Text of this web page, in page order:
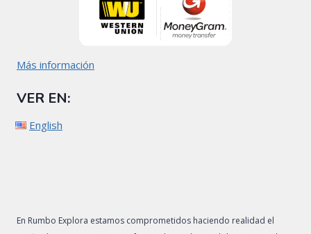
Más información
VER EN:
English
En Rumbo Explora estamos comprometidos haciendo realidad el